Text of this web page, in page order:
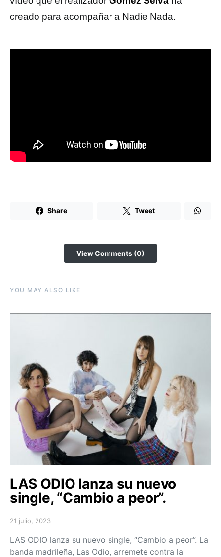
creado para acompañar a Nadie Nada.
Share Tweet
View Comments (0)
YOU MAY ALSO LIKE
LAS ODIO lanza su nuevo
single, “Cambio a peor”.
Posted on
21 julio, 2023
LAS ODIO lanza su nuevo single, “Cambio a peor”. La
banda madrileña, Las Odio, arremete contra la